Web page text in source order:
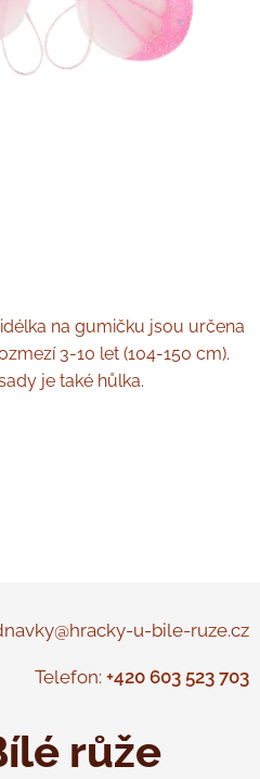
na gumičku jsou určena
3-10 let (104-150 cm).
je také hůlka.
u-bile-ruze.cz
Telefon: +420 603 523 703
růže